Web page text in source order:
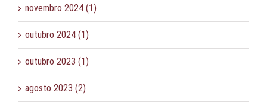
novembro 2024 (1)
outubro 2024 (1)
outubro 2023 (1)
agosto 2023 (2)